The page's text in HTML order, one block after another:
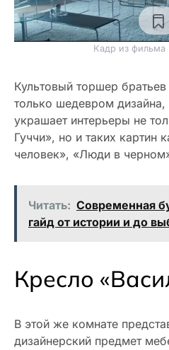
Кадр из фильма
Культовый торшер
только шедевром
украшает интерьеры не
Гуччи», но и таких картин
человек», «Люди в
Читать: Современная
гайд от истории и до
Кресло
В этой же комнате
дизайнерский предмет